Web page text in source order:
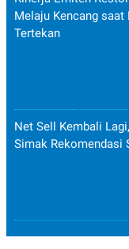
Melaju Kencang saat
Tertekan
Net Sell Kembali
Simak Rekomendasi